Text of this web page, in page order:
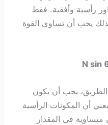
رأسية وأفقية. فقط
يجب أن تساوي القوة
N sin
الطريق، يجب أن يكون
أن المكونات الرأسية
في المقدار